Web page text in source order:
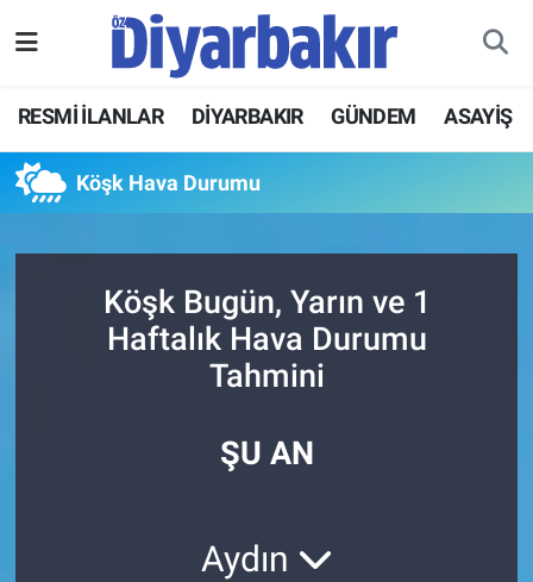
RESMİ İLANLAR DİYARBAKIR GÜNDEM ASAYİŞ
Köşk Hava Durumu
Köşk Bugün, Yarın ve 1
Haftalık Hava Durumu
Tahmini
ŞU AN
Aydın
ASAYİŞ
DİYARBAKIR
GÜNDEM
Hava Durumu
Namaz Vakitleri
Süper Lig Puan Durumu ve Fikstür
Son Dakika Haberleri